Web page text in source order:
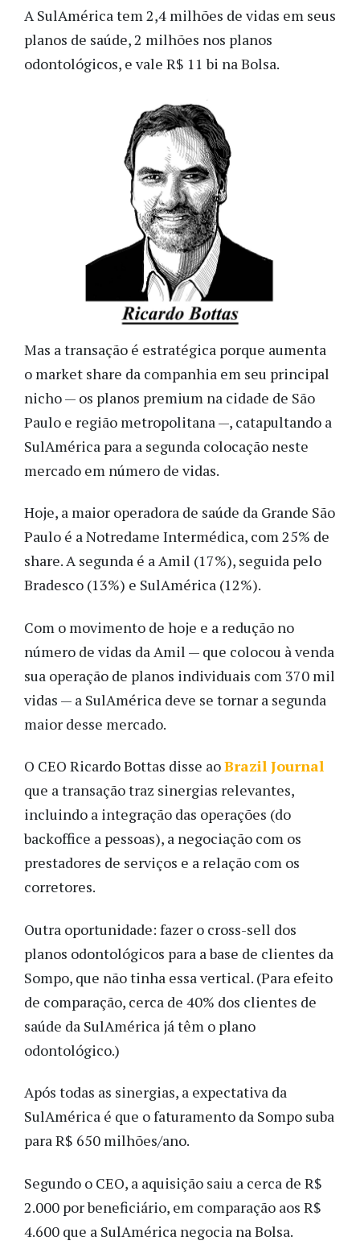
A SulAmérica tem 2,4 milhões de vidas em seus
planos de saúde, 2 milhões nos planos
odontológicos, e vale R$ 11 bi na Bolsa.
Mas a transação é estratégica porque aumenta
o market share da companhia em seu principal
nicho — os planos premium na cidade de São
Paulo e região metropolitana —, catapultando a
SulAmérica para a segunda colocação neste
mercado em número de vidas.
Hoje, a maior operadora de saúde da Grande São
Paulo é a Notredame Intermédica, com 25% de
share. A segunda é a Amil (17%), seguida pelo
Bradesco (13%) e SulAmérica (12%).
Com o movimento de hoje e a redução no
número de vidas da Amil — que colocou à venda
sua operação de planos individuais com 370 mil
vidas — a SulAmérica deve se tornar a segunda
maior desse mercado.
O CEO Ricardo Bottas disse aoBrazil Journal
que a transação traz sinergias relevantes,
incluindo a integração das operações (do
backoffice a pessoas), a negociação com os
prestadores de serviços e a relação com os
corretores.
Outra oportunidade: fazer o cross-sell dos
planos odontológicos para a base de clientes da
Sompo, que não tinha essa vertical. (Para efeito
de comparação, cerca de 40% dos clientes de
saúde da SulAmérica já têm o plano
odontológico.)
Após todas as sinergias, a expectativa da
SulAmérica é que o faturamento da Sompo suba
para R$ 650 milhões/ano.
Segundo o CEO, a aquisição saiu a cerca de R$
2.000 por beneficiário, em comparação aos R$
4.600 que a SulAmérica negocia na Bolsa.